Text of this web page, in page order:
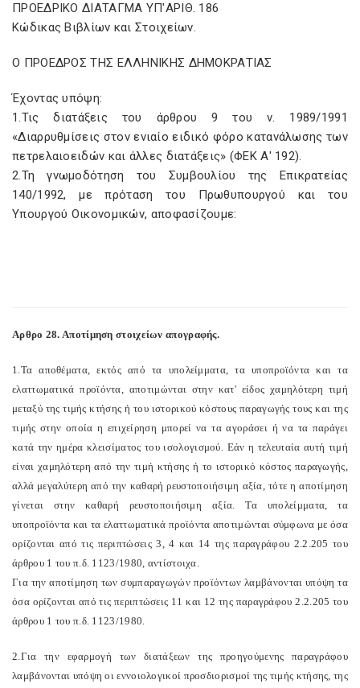
ΠΡΟΕΔΡΙΚΟ ΔΙΑΤΑΓΜΑ ΥΠ'ΑΡΙΘ. 186
Κώδικας Βιβλίων και Στοιχείων.
Ο ΠΡΟΕΔΡΟΣ ΤΗΣ ΕΛΛΗΝΙΚΗΣ ΔΗΜΟΚΡΑΤΙΑΣ
Έχοντας υπόψη:
1.Τις διατάξεις του άρθρου 9 του ν. 1989/1991
«Διαρρυθμίσεις στον ενιαίο ειδικό φόρο κατανάλωσης των
πετρελαιοειδών και άλλες διατάξεις» (ΦΕΚ Α' 192).
2.Τη γνωμοδότηση του Συμβουλίου της Επικρατείας
140/1992, με πρόταση του Πρωθυπουργού και του
Υπουργού Οικονομικών, αποφασίζουμε:
Αρθρο 28. Αποτίμηση στοιχείων απογραφής.
1.Τα αποθέματα, εκτός από τα υπολείμματα, τα υποπροϊόντα και τα
ελαττωματικά προϊόντα, αποτιμώνται στην κατ' είδος χαμηλότερη τιμή
μεταξύ της τιμής κτήσης ή του ιστορικού κόστους παραγωγής τους και της
τιμής στην οποία η επιχείρηση μπορεί να τα αγοράσει ή να τα παράγει
κατά την ημέρα κλεισίματος του ισολογισμού. Εάν η τελευταία αυτή τιμή
είναι χαμηλότερη από την τιμή κτήσης ή το ιστορικό κόστος παραγωγής,
αλλά μεγαλύτερη από την καθαρή ρευστοποιήσιμη αξία, τότε η αποτίμηση
γίνεται στην καθαρή ρευστοποιήσιμη αξία. Τα υπολείμματα, τα
υποπροϊόντα και τα ελαττωματικά προϊόντα αποτιμώνται σύμφωνα με όσα
ορίζονται από τις περιπτώσεις 3, 4 και 14 της παραγράφου 2.2.205 του
άρθρου 1 του π.δ. 1123/1980, αντίστοιχα.
Για την αποτίμηση των συμπαραγωγών προϊόντων λαμβάνονται υπόψη τα
όσα ορίζονται από τις περιπτώσεις 11 και 12 της παραγράφου 2.2.205 του
άρθρου 1 του π.δ. 1123/1980.
2.Για την εφαρμογή των διατάξεων της προηγούμενης παραγράφου
λαμβάνονται υπόψη οι εννοιολογικοί προσδιορισμοί της τιμής κτήσης, της